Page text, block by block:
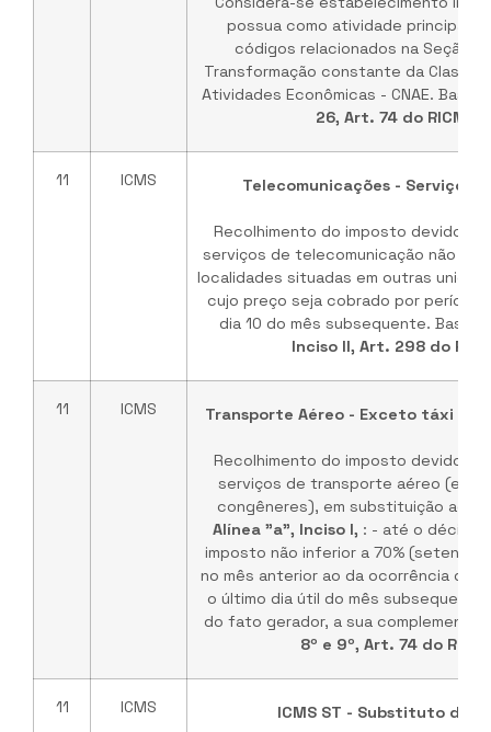
possua como atividade principal no
códigos relacionados na Seção C
Transformação constante da
Atividades Econômicas - CNAE. Base
26, Art. 74 do RICMS/
11 ICMS Telecomunicações - Serviços
Recolhimento do imposto devido
serviços de telecomunicação não
localidades situadas em outras
cujo preço seja cobrado por
dia 10 do mês subsequente. Base
Inciso II, Art. 298 do
11 ICMS Transporte Aéreo - Exceto táxi
Recolhimento do imposto devido
serviços de transporte aéreo
congêneres), em substituição ao
Alínea "a", Inciso I, : - até o décimo
imposto não inferior a 70% (setenta
no mês anterior ao da ocorrência do
o último dia útil do mês subsequente
do fato gerador, a sua
8º e 9º, Art. 74 do
11 ICMS ICMS ST - Substituto de